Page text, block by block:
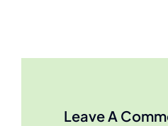
Leave A